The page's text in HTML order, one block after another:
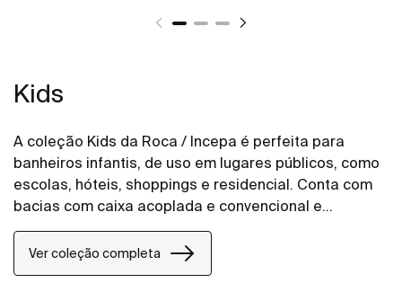
Kids
A coleção Kids da Roca / Incepa é perfeita para
banheiros infantis, de uso em lugares públicos, como
escolas, hóteis, shoppings e residencial. Conta com
bacias com caixa acoplada e convencional e
assentos sanitários compatíveis. A coleção Kids é
projetada para atender às necessidades das
crianças, garantindo segurança e conforto no uso
Ver coleção completa